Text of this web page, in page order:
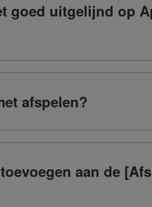
goed uitgelijnd op
afspelen?
aan de